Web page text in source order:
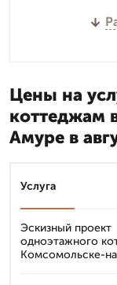
Цены на
коттеджам
Амуре в
Услуга
Эскизный проект
одноэтажного
Комсомольске-